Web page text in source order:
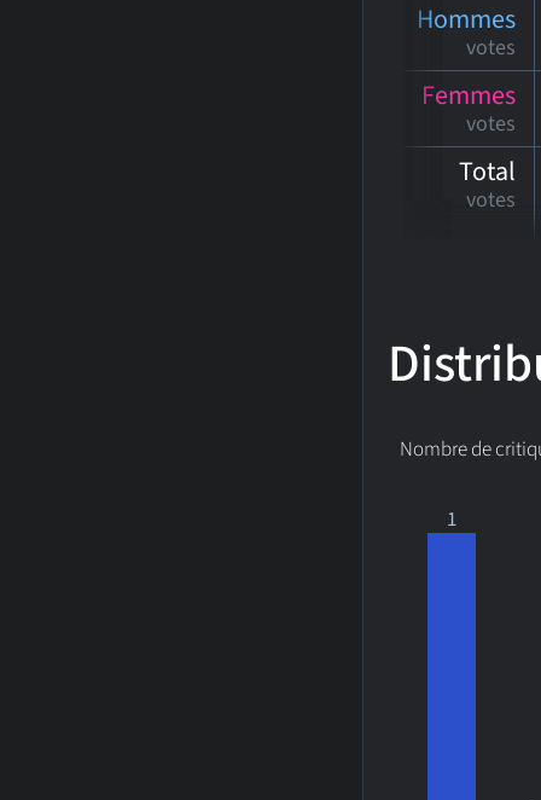
Hommes
votes
Femmes
votes
Total
votes
Nombre de
1